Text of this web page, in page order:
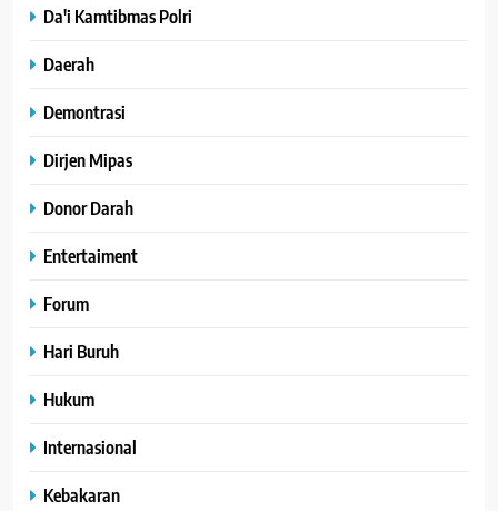
Da'i Kamtibmas Polri
Daerah
Demontrasi
Dirjen Mipas
Donor Darah
Entertaiment
Forum
Hari Buruh
Hukum
Internasional
Kebakaran